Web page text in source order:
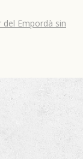
Empordà sin